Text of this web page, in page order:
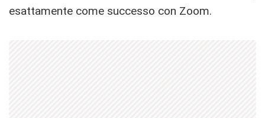
esattamente come successo con Zoom.